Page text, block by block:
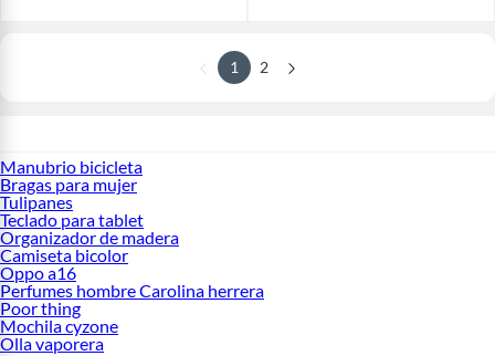
1 2
Manubrio bicicleta
Bragas para mujer
Tulipanes
Teclado para tablet
Organizador de madera
Camiseta bicolor
Oppo a16
Perfumes hombre Carolina herrera
Poor thing
Mochila cyzone
Olla vaporera